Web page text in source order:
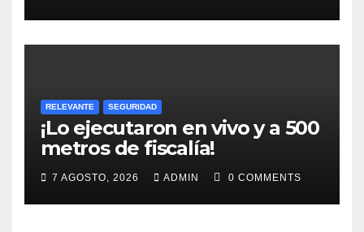
RELEVANTE SEGURIDAD
¡Lo ejecutaron en vivo y a 500
metros de fiscalía!
7 AGOSTO, 2026 ADMIN 0 COMMENTS